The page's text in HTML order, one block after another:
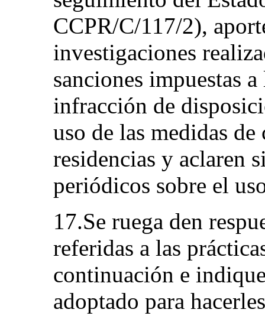
CCPR/C/117/2),
investigaciones
sanciones impuestas
infracción de
uso de las medidas
residencias y aclaren
periódicos sobre el
17.Se ruega den
referidas a las
continuación e
adoptado para